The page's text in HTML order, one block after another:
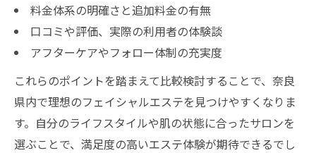
料金体系の明確さと追加料金の有無
口コミや評価、実際の利用者の体験談
アフターケアやフォロー体制の充実度
これらのポイントを踏まえて比較検討することで、奈良
県内で理想のフェイシャルエステを見つけやすくなりま
す。自分のライフスタイルや肌の状態に合ったサロンを
選ぶことで、満足度の高いエステ体験が期待できるでし